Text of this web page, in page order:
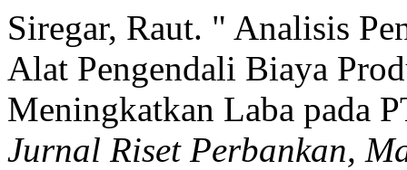
Siregar, Raut. " Analisis
Alat Pengendali Biaya
Meningkatkan Laba pada
Jurnal Riset Perbankan,